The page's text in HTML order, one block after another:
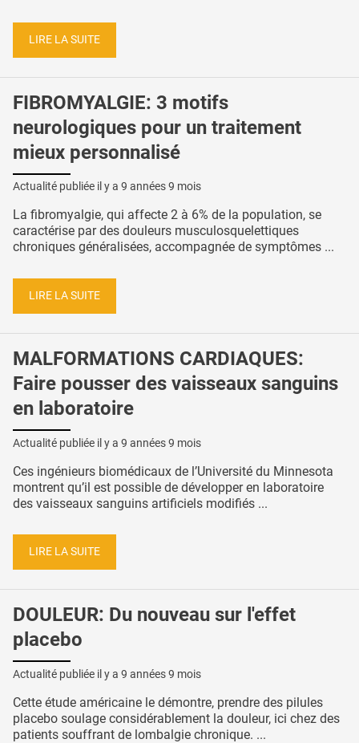
LIRE LA SUITE
FIBROMYALGIE: 3 motifs
neurologiques pour un traitement
mieux personnalisé
Actualité publiée il y a 9 années 9 mois
La fibromyalgie, qui affecte 2 à 6% de la population, se
caractérise par des douleurs musculosquelettiques
chroniques généralisées, accompagnée de symptômes ...
LIRE LA SUITE
MALFORMATIONS CARDIAQUES:
Faire pousser des vaisseaux sanguins
en laboratoire
Actualité publiée il y a 9 années 9 mois
Ces ingénieurs biomédicaux de l’Université du Minnesota
montrent qu’il est possible de développer en laboratoire
des vaisseaux sanguins artificiels modifiés ...
LIRE LA SUITE
DOULEUR: Du nouveau sur l'effet
placebo
Actualité publiée il y a 9 années 9 mois
Cette étude américaine le démontre, prendre des pilules
placebo soulage considérablement la douleur, ici chez des
patients souffrant de lombalgie chronique. ...